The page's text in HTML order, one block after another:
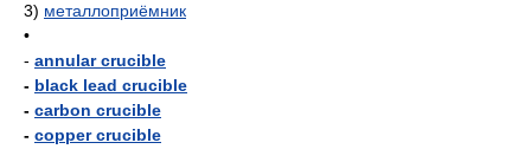
3) металлоприёмник
•
- annular crucible
- black lead crucible
- carbon crucible
- copper crucible